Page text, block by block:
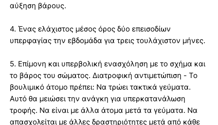
αύξηση βάρους.
4. Ένας ελάχιστος μέσος όρος δύο επεισοδίων
υπερφαγίας την εβδομάδα για τρεις τουλάχιστον μήνες.
5. Επίμονη και υπερβολική ενασχόληση με το σχήμα και
το βάρος του σώματος. Διατροφική αντιμετώπιση - Το
βουλιμικό άτομο πρέπει: Να τρώει τακτικά γεύματα.
Αυτό θα μειώσει την ανάγκη για υπερκατανάλωση
τροφής. Να είναι με άλλα άτομα μετά τα γεύματα. Να
απασχολείται με άλλες δραστηριότητες μετά από κάθε